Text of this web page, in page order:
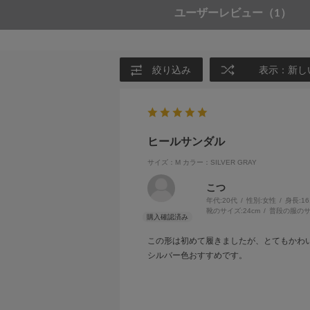
ユーザーレビュー （1）
絞り込み 表示：新し
ヒールサンダル
サイズ：M カラー：SILVER GRAY
こつ
年代:20代 性別:女性 身長:
靴のサイズ:24cm 普段の服の
この形は初めて履きましたが、とてもかわ
シルバー色おすすめです。